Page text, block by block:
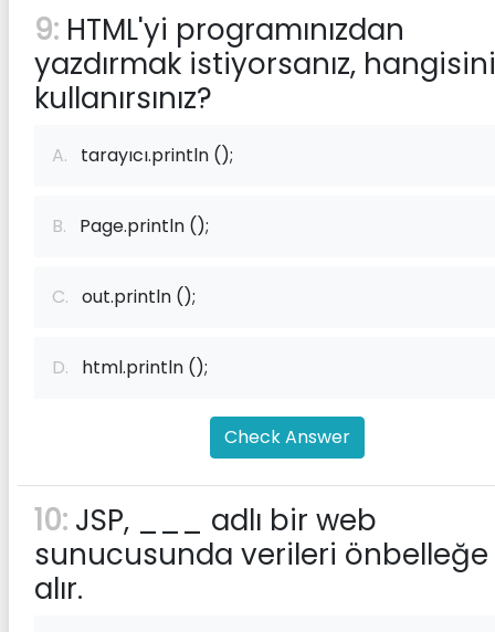
9: HTML'yi programınızdan
yazdırmak istiyorsanız, hangisini
kullanırsınız?
A. tarayıcı.println ();
B. Page.println ();
C. out.println ();
D. html.println ();
Check Answer
10: JSP, ___ adlı bir web
sunucusunda verileri önbelleğe
alır.